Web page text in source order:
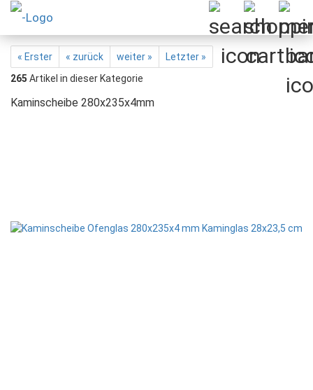
« Erster « zurück weiter »
Letzter »
265 Artikel in dieser Kategorie
Kaminscheibe 280x235x4mm